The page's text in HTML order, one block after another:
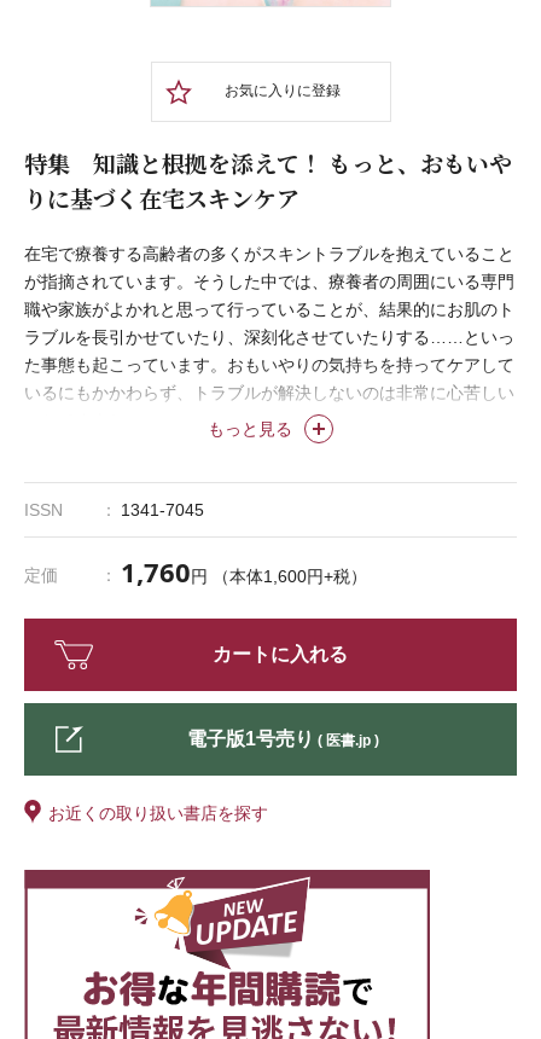
お気に入りに登録
特集 知識と根拠を添えて！ もっと、おもいや
りに基づく在宅スキンケア
もっと見る
在宅で療養する高齢者の多くがスキントラブルを抱えていること
が指摘されています。そうした中では、療養者の周囲にいる専門
職や家族がよかれと思って行っていることが、結果的にお肌のト
ラブルを長引かせていたり、深刻化させていたりする……といっ
た事態も起こっています。おもいやりの気持ちを持ってケアして
いるにもかかわらず、トラブルが解決しないのは非常に心苦しい
本特集は、現場のおもいやりにあふれた、でもうまい結果には結
します。あふれるおもいやりがしっかりと届くように、スキンケ
特集監修：岡部美保（在宅創傷スキンケアステーション）
ISSN 1341-7045
定価 1,760円 （本体1,600円+税）
カートに入れる
電子版1号売り ( 医書.jp )
お近くの取り扱い書店を探す